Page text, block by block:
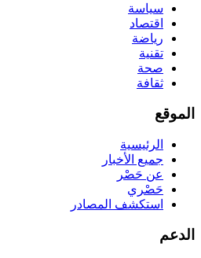
سياسة
اقتصاد
رياضة
تقنية
صحة
ثقافة
الموقع
الرئيسية
جميع الأخبار
عن حَصْر
حَصْري
استكشف المصادر
الدعم